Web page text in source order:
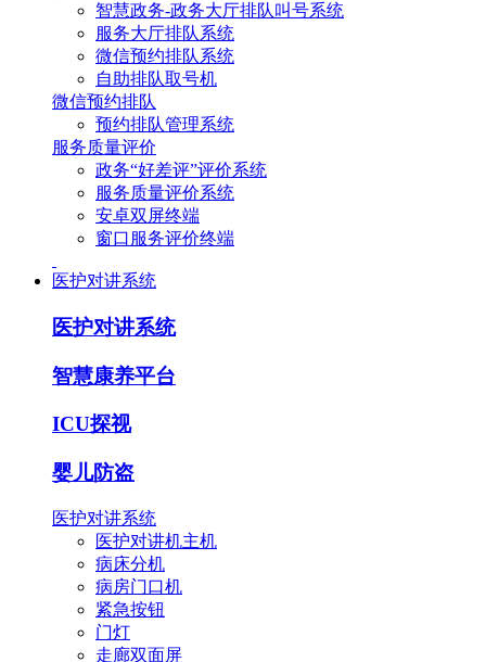
智慧政务-政务大厅排队叫号系统
服务大厅排队系统
微信预约排队系统
自助排队取号机
微信预约排队
预约排队管理系统
服务质量评价
政务“好差评”评价系统
服务质量评价系统
安卓双屏终端
窗口服务评价终端
医护对讲系统
医护对讲系统
智慧康养平台
ICU探视
婴儿防盗
医护对讲系统
医护对讲机主机
病床分机
病房门口机
紧急按钮
门灯
走廊双面屏